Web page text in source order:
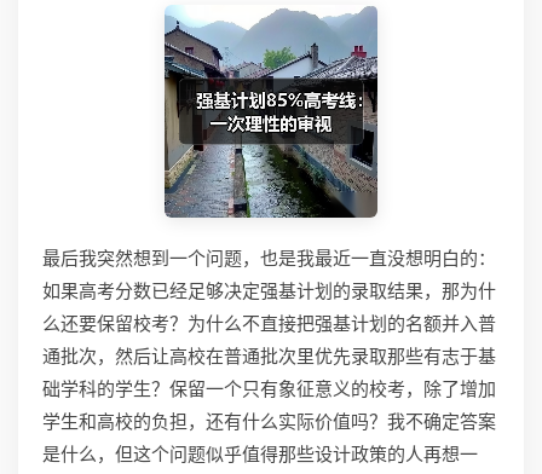
最后我突然想到一个问题，也是我最近一直没想明白的：
如果高考分数已经足够决定强基计划的录取结果，那为什
么还要保留校考？为什么不直接把强基计划的名额并入普
通批次，然后让高校在普通批次里优先录取那些有志于基
础学科的学生？保留一个只有象征意义的校考，除了增加
学生和高校的负担，还有什么实际价值吗？我不确定答案
是什么，但这个问题似乎值得那些设计政策的人再想一